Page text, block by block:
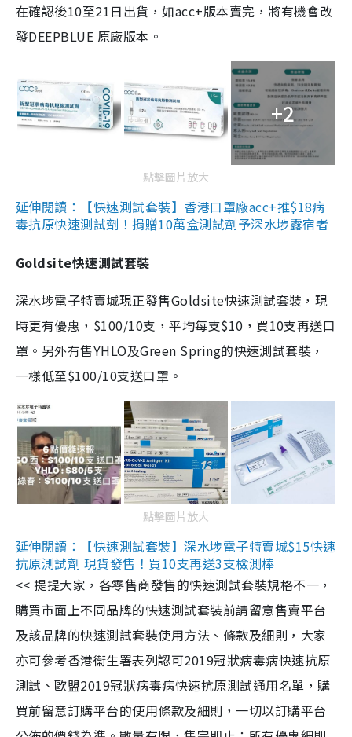
在確認後10至21日出貨，如acc+版本賣完，將有機會改
發DEEPBLUE 原廠版本。
+2
點擊圖片放大
延伸閱讀：【快速測試套裝】香港口罩廠acc+推$18病
毒抗原快速測試劑！捐贈10萬盒測試劑予深水埗露宿者
Goldsite快速測試套裝
深水埗電子特賣城現正發售Goldsite快速測試套裝，現
時更有優惠，$100/10支，平均每支$10，買10支再送口
罩。另外有售YHLO及Green Spring的快速測試套裝，
一樣低至$100/10支送口罩。
點擊圖片放大
延伸閱讀：【快速測試套裝】深水埗電子特賣城$15快速
抗原測試劑 現貨發售！買10支再送3支檢測棒
<< 提提大家，各零售商發售的快速測試套裝規格不一，
購買市面上不同品牌的快速測試套裝前請留意售賣平台
及該品牌的快速測試套裝使用方法、條款及細則，大家
亦可參考香港衞生署表列認可2019冠狀病毒病快速抗原
測試、歐盟2019冠狀病毒病快速抗原測試通用名單，購
買前留意訂購平台的使用條款及細則，一切以訂購平台